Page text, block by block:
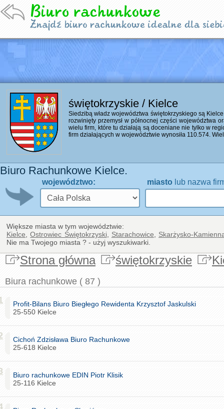
świętokrzyskie / Kielce
Siedzibą władz województwa świętokrzyskiego są
rozwinięty przemysł w północnej części województwa
wielu firm, które tu działają są doceniane nie tylko w
firm działających w województwie wynosiła 110.574.
Biuro Rachunkowe Kielce.
województwo: miasto lub nazwa
Większe miasta w tym województwie:
Kielce ,Ostrowiec Świętokrzyski, Starachowice
Skarżysko-
Nie ma Twojego miasta ? - użyj wyszukiwarki.
Strona główna świętokrzyskie
Biura rachunkowe ( 87 )
Profit-Bilans Biuro Biegłego Rewidenta Krzysztof Jaskulski
25-550 Kielce
Cichoń Zdzisława Biuro Rachunkowe
25-618 Kielce
Biuro rachunkowe EDIN Piotr Klisik
25-116 Kielce